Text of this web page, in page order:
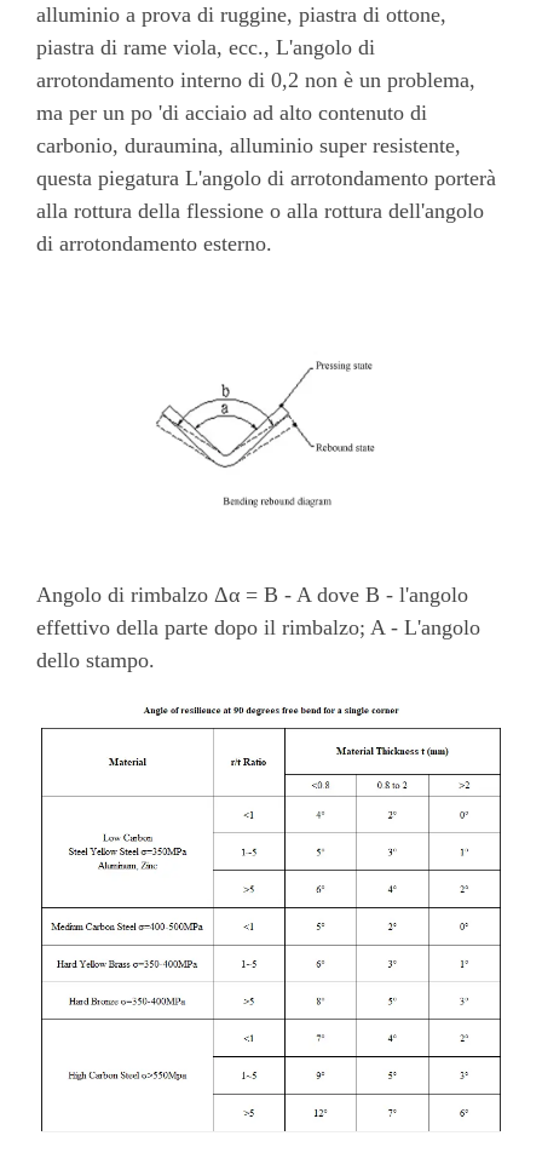
alluminio a prova di ruggine, piastra di ottone,
piastra di rame viola, ecc., L'angolo di
arrotondamento interno di 0,2 non è un problema,
ma per un po 'di acciaio ad alto contenuto di
carbonio, duraumina, alluminio super resistente,
questa piegatura L'angolo di arrotondamento porterà
alla rottura della flessione o alla rottura dell'angolo
di arrotondamento esterno.
Angolo di rimbalzo Δα = B - A dove B - l'angolo
effettivo della parte dopo il rimbalzo; A - L'angolo
dello stampo.